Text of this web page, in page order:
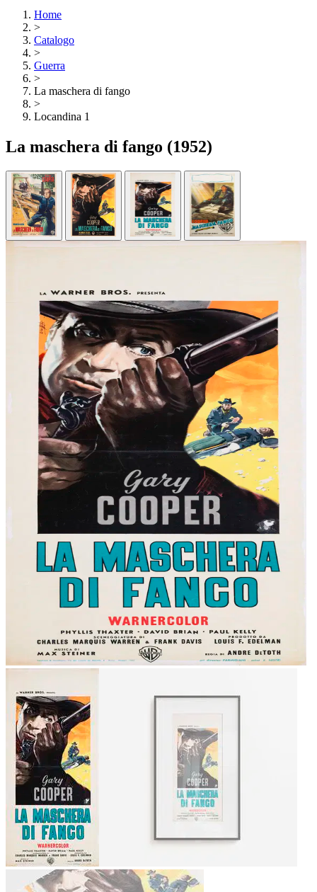
Home
>
Catalogo
>
Guerra
>
La maschera di fango
>
Locandina 1
La maschera di fango (1952)